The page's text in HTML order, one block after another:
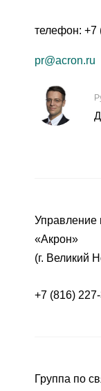
телефон: +7
pr@acron.ru
Управление
«Акрон»
(г. Великий
+7 (816)
Группа по